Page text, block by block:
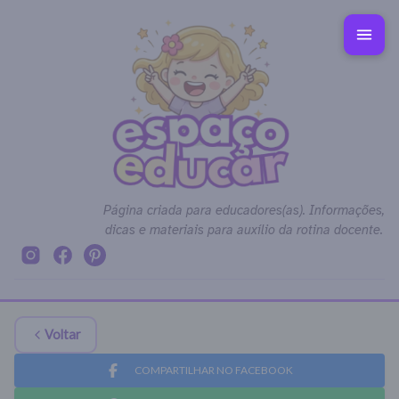
Página criada para educadores(as). Informações,
dicas e materiais para auxílio da rotina docente.
Voltar
COMPARTILHAR NO FACEBOOK